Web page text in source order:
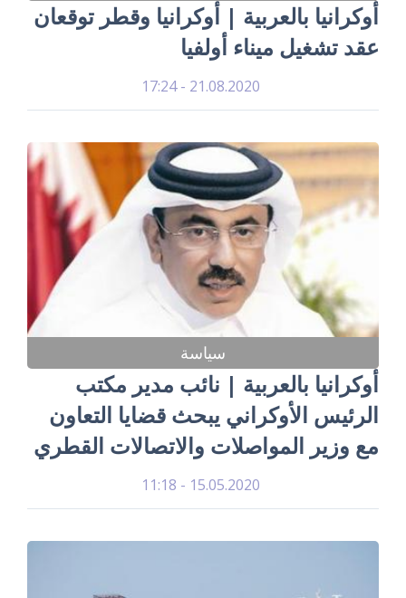
أوكرانيا بالعربية | أوكرانيا وقطر توقعان
عقد تشغيل ميناء أولفيا
21.08.2020 - 17:24
سياسة
أوكرانيا بالعربية | نائب مدير مكتب
الرئيس الأوكراني يبحث قضايا التعاون
مع وزير المواصلات والاتصالات القطري
15.05.2020 - 11:18